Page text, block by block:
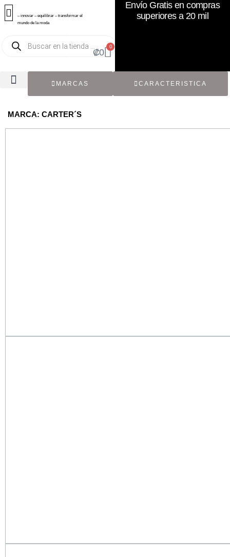
– innovar – equilibrar – transformar el
mundo de la moda
₡0
0
Envío Gratis en compras
superiores a 20 mil
MARCAS CARACTERISTICA
MARCA: CARTER´S